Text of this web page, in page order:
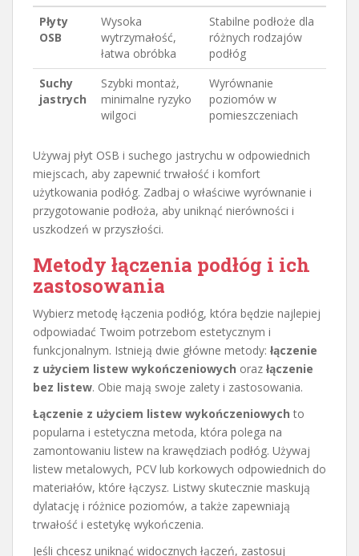
Płyty
OSB
Wysoka
wytrzymałość,
łatwa obróbka
Stabilne podłoże dla
różnych rodzajów
podłóg
Suchy
jastrych
Szybki montaż,
minimalne ryzyko
wilgoci
Wyrównanie
poziomów w
pomieszczeniach
Używaj płyt OSB i suchego jastrychu w odpowiednich
miejscach, aby zapewnić trwałość i komfort
użytkowania podłóg. Zadbaj o właściwe wyrównanie i
przygotowanie podłoża, aby uniknąć nierówności i
uszkodzeń w przyszłości.
Metody łączenia podłóg i ich
zastosowania
Wybierz metodę łączenia podłóg, która będzie najlepiej
odpowiadać Twoim potrzebom estetycznym i
funkcjonalnym. Istnieją dwie główne metody: łączenie
z użyciem listew wykończeniowych oraz łączenie
bez listew. Obie mają swoje zalety i zastosowania.
Łączenie z użyciem listew wykończeniowych to
popularna i estetyczna metoda, która polega na
zamontowaniu listew na krawędziach podłóg. Używaj
listew metalowych, PCV lub korkowych odpowiednich do
materiałów, które łączysz. Listwy skutecznie maskują
dylatację i różnice poziomów, a także zapewniają
trwałość i estetykę wykończenia.
Jeśli chcesz uniknąć widocznych łączeń, zastosuj